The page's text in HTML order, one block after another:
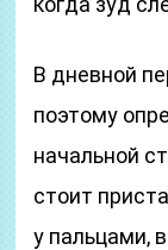
В дневной
поэтому
начальной
стоит
у пальцами,